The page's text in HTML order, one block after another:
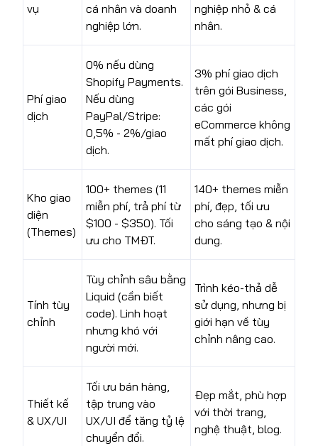
vụ
cá nhân và doanh
nghiệp lớn.
nghiệp nhỏ & cá
nhân.
Phí giao
dịch
0% nếu dùng
Shopify Payments.
Nếu dùng
PayPal/Stripe:
0,5% - 2%/giao
dịch.
3% phí giao dịch
trên gói Business,
các gói
eCommerce không
mất phí giao dịch.
Kho giao
diện
(Themes)
100+ themes (11
miễn phí, trả phí từ
$100 - $350). Tối
ưu cho TMĐT.
140+ themes miễn
phí, đẹp, tối ưu
cho sáng tạo & nội
dung.
Tính tùy
chỉnh
Tùy chỉnh sâu bằng
Liquid (cần biết
code). Linh hoạt
nhưng khó với
người mới.
Trình kéo-thả dễ
sử dụng, nhưng bị
giới hạn về tùy
chỉnh nâng cao.
Thiết kế
& UX/UI
Tối ưu bán hàng,
tập trung vào
UX/UI để tăng tỷ lệ
chuyển đổi.
Đẹp mắt, phù hợp
với thời trang,
nghệ thuật, blog.